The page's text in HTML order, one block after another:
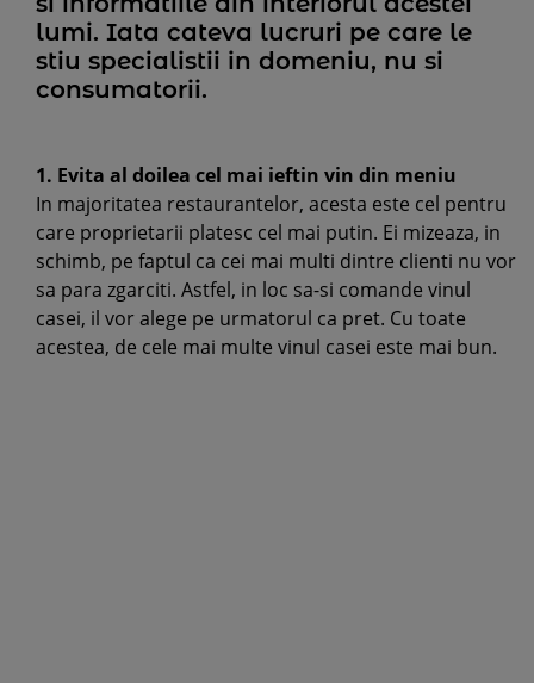
lumi. Iata cateva lucruri pe care le
stiu specialistii in domeniu, nu si
consumatorii.
1. Evita al doilea cel mai ieftin vin din meniu
In majoritatea restaurantelor, acesta este cel pentru
care proprietarii platesc cel mai putin. Ei mizeaza, in
schimb, pe faptul ca cei mai multi dintre clienti nu vor
sa para zgarciti. Astfel, in loc sa-si comande vinul
casei, il vor alege pe urmatorul ca pret. Cu toate
acestea, de cele mai multe vinul casei este mai bun.